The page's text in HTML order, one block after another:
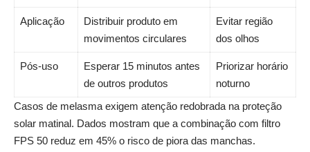
Aplicação
Distribuir produto em
movimentos circulares
Evitar região
dos olhos
Pós-uso
Esperar 15 minutos antes
de outros produtos
Priorizar horário
noturno
Casos de melasma exigem atenção redobrada na proteção
solar matinal. Dados mostram que a combinação com filtro
FPS 50 reduz em 45% o risco de piora das manchas.